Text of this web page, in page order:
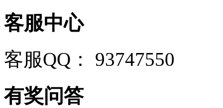
客服中心
客服QQ： 93747550
有奖问答